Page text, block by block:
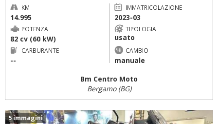
KM
14.995
IMMATRICOLAZIONE
2023-03
POTENZA
82 cv (60 kW)
TIPOLOGIA
usato
CARBURANTE
--
CAMBIO
manuale
Bm Centro Moto
Bergamo (BG)
5 immagini